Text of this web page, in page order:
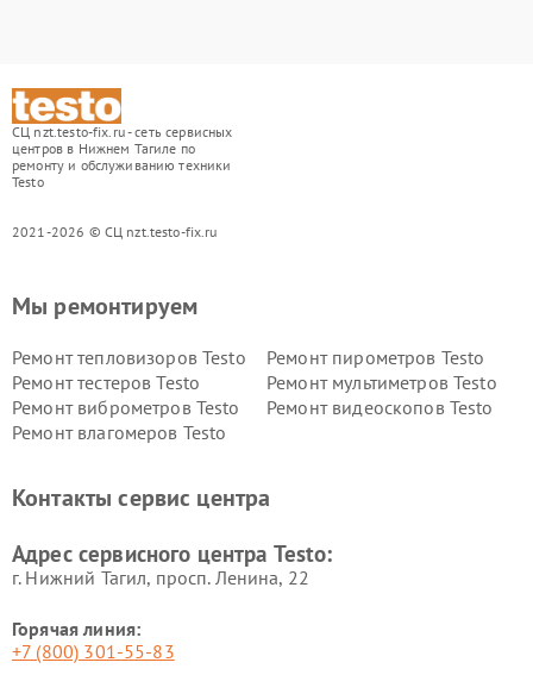
СЦ nzt.testo-fix.ru - сеть сервисных
центров в Нижнем Тагиле по
ремонту и обслуживанию техники
Testo
2021-2026 © СЦ nzt.testo-fix.ru
Мы ремонтируем
Ремонт тепловизоров Testo
Ремонт пирометров Testo
Ремонт тестеров Testo
Ремонт мультиметров Testo
Ремонт виброметров Testo
Ремонт видеоскопов Testo
Ремонт влагомеров Testo
Контакты сервис центра
Адрес сервисного центра Testo:
г. Нижний Тагил, просп. Ленина, 22
Горячая линия:
+7 (800) 301-55-83